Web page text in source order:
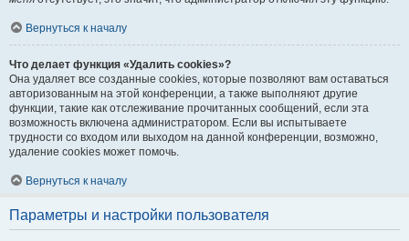
Вернуться к началу
Что делает функция «Удалить cookies»?
Она удаляет все созданные cookies, которые позволяют вам оставаться
авторизованным на этой конференции, а также выполняют другие
функции, такие как отслеживание прочитанных сообщений, если эта
возможность включена администратором. Если вы испытываете
трудности со входом или выходом на данной конференции, возможно,
удаление cookies может помочь.
Вернуться к началу
Параметры и настройки пользователя